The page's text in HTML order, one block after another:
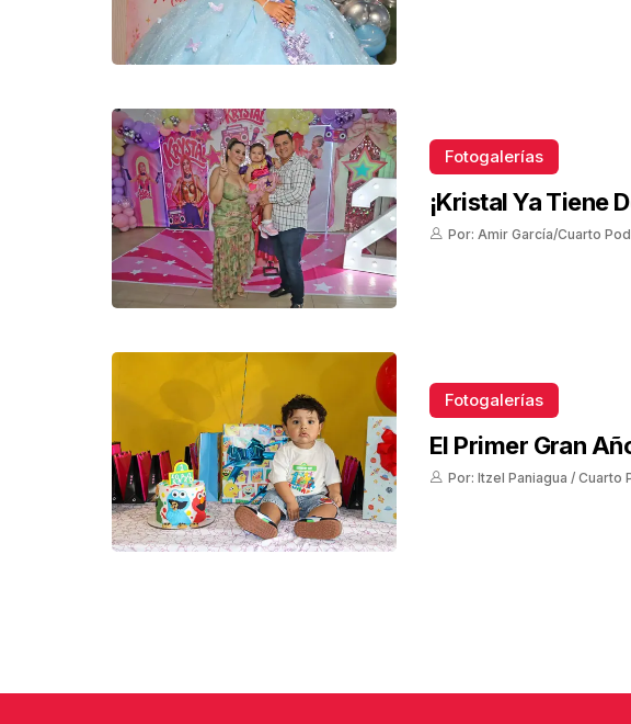
Fotogalerías
¡Kristal Ya Tiene
Por: Amir García/Cuarto
Fotogalerías
El Primer Gran
Por: Itzel Paniagua / Cuarto